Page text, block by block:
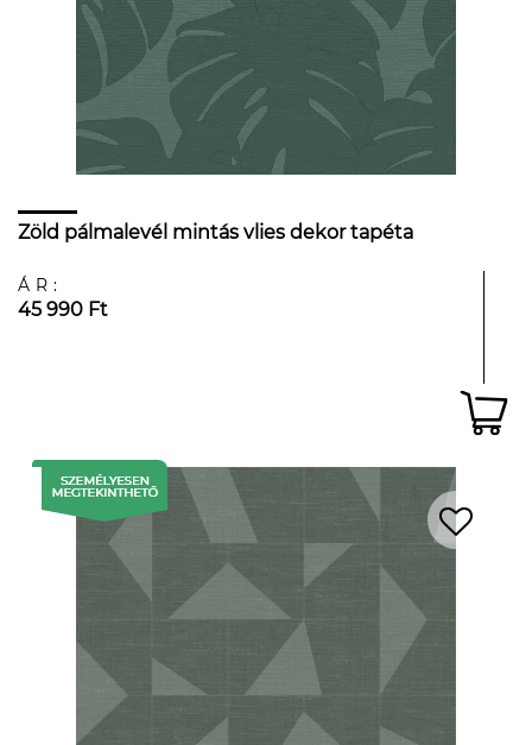
Zöld pálmalevél mintás vlies dekor tapéta
ÁR:
45 990 Ft